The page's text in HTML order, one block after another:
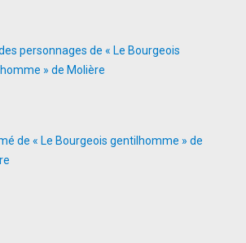
personnages de « Le Bourgeois
» de Molière
de « Le Bourgeois gentilhomme » de